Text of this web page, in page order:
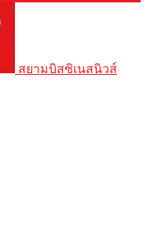
สยามบิสซิเนสนิวส์